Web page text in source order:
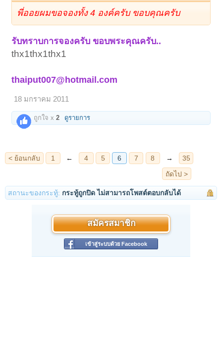
ลพ.คง วัดวังสรรพรส , ลพ.เงิน วัดดอนยายหอม,
ลพ.เต๋ คงทอง, ลพ.เก๋ วัดแม่น้ำ, ลพ.ทองอยู่ วัด
โดยในการสร้างนั้นได้ข้อมูลมาจากพี่ที่เป็นผู้อยู่ใน
าภิเษกที่ยิ่งใหญ่มาก ปลุกเสกตลอด 9วัน 9 คืน ทั้ง
แล้วเดินทางมาเสกทุกวัน ส่วนพระที่สร้างนั้นจริงๆ
แล้วมีด้วยกัน 4 พิมพ์ แต่ส่วนใหญ่จะเห็นแต่ปิดตา
ส่วนอีก 3 พิมพ์ คือพระรอด นางพญา และ นาง
น่าจะไม่กี่ร้อยองค์ โดยพระที่สร้างทั้งหมด มี
ข้อมูลมา 2 อย่างคือ พิมพ์ละ 84,000 องค์ หรือ
ทั้งหมด 84,000 องค์ ซึ่งข้อมูลมีที่วัดโคนอน และ
ขั้นตอนการสร้างพระนั้นไม่ใช่สร้างเสร็จแล้วนำ
มาเข้าพิธีนะครับ พระทุกองค์จะหลอมและเทพิมพ์
พระทีละองค์ในพิธีเท่านั้น โดยผู้ที่เข้าร่วมพิธีจะ
ต้องนุ่งขาวห่มขาว และถือศิลโดยต้องทำภายใน
พระอุโบสถเท่านั้น และผู้หยอดพิมพ์จะต้องอยู่
จำนวนตามทีกำหนดไว้ โดยมีพระเกจิอาจารย์นั่ง
พี่ออยผมขอจองทั้ง 4 องค์ครับ ขอบคุณครับ
รับทราบการจองครับ ขอบพระคุณครับ..
thx1thx1thx1
thaiput007@hotmail.com
18 มกราคม 2011
ถูกใจ x2 ดูรายการ
สถานะของกระทู้: กระทู้ถูกปิด ไม่สามารถโพสต์ตอบกลับได้
สมัครสมาชิก
เข้าสู่ระบบด้วย Facebook